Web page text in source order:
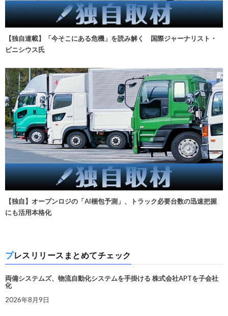
【独自連載】「今そこにある危機」を読み解く 国際ジャーナリスト・
ビニシウス氏
【独自】オープンロジの「AI梱包予測」、トラック必要台数の迅速把握
にも活用本格化
プレスリリースまとめてチェック
両備システムズ、物流自動化システムを手掛ける 株式会社APTを子会社
化
2026年8月9日